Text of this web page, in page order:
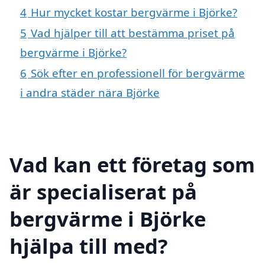
4 Hur mycket kostar bergvärme i Björke?
5 Vad hjälper till att bestämma priset på
bergvärme i Björke?
6 Sök efter en professionell för bergvärme
i andra städer nära Björke
Vad kan ett företag som
är specialiserat på
bergvärme i Björke
hjälpa till med?